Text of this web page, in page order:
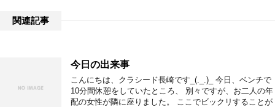
関連記事
今日の出来事
こんにちは、クラシード長崎です_(._.)_ 今日、ベンチで
10分間休憩をしていたところ、 別々ですが、お二人の年
配の女性が隣に座りました。 ここでビックリすることが